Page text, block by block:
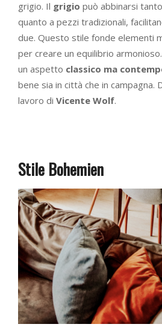
grigio. Il grigio può abbinarsi
quanto a pezzi tradizionali,
due. Questo stile fonde elementi
per creare un equilibrio
un aspetto classico ma
bene sia in città che in campagna.
lavoro di Vicente Wolf.
Stile Bohemien